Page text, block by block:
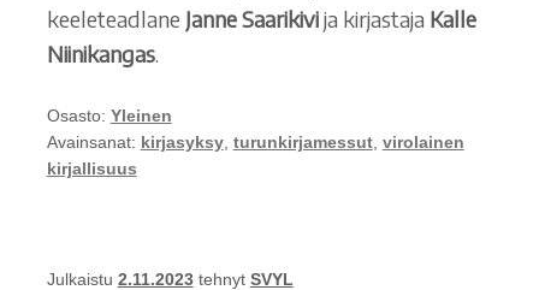
keeleteadlane Janne Saarikivija kirjastaja Kalle
Niinikangas.
Osasto: Yleinen
Avainsanat: kirjasyksy, turunkirjamessut, virolainen
kirjallisuus
Julkaistu 2.11.2023 tehnyt SVYL